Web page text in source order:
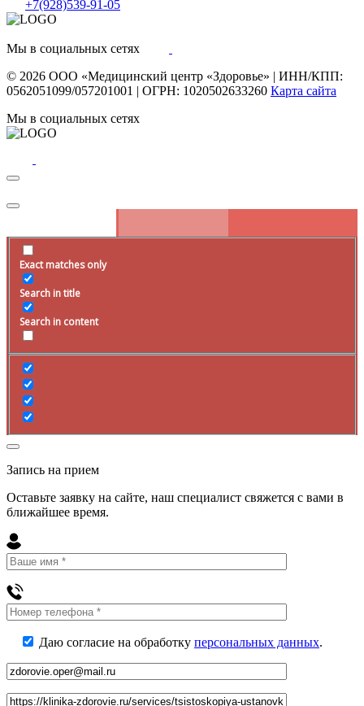
+7(928)539-91-05
Мы в социальных сетях
© 2026 ООО «Медицинский центр «Здоровье» | ИНН/КПП:
0562051099/057201001 | ОГРН: 1020502633260 Карта сайта
Мы в социальных сетях
Exact matches only
Search in title
Search in content
Запись на прием
Оставьте заявку на сайте, наш специалист свяжется с вами в
ближайшее время.
Даю согласие на обработку персональных данных.